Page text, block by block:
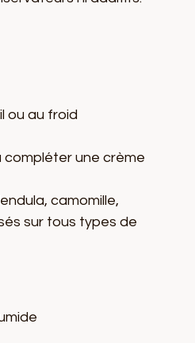
ou au froid
compléter une crème
camomille,
sur tous types de